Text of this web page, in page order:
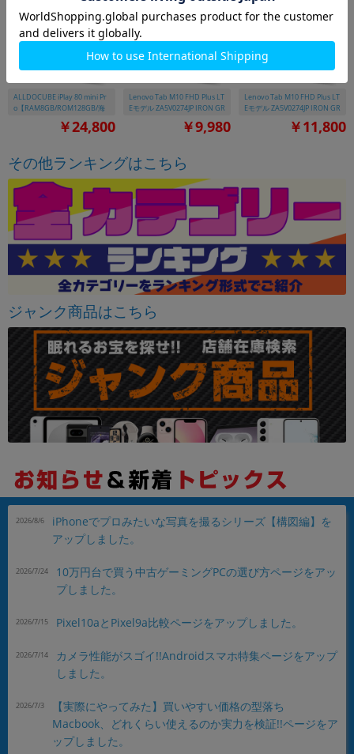
ALLDOCUBE iPlay 80 mini Pr
o【RAM8GB/ROM128GB/海
￥24,800
Lenovo Tab M10 FHD Plus LT
Eモデル ZA5V0274JP IRON GR
￥9,980
Lenovo Tab M10 FHD Plus LT
Eモデル ZA5V0274JP IRON GR
￥11,800
その他ランキングはこちら
ジャンク商品はこちら
2026/8/6 iPhoneでプロみたいな写真を撮るシリーズ【構図編】を
アップしました。
2026/7/24 10万円台で買う中古ゲーミングPCの選び方ページをアッ
プしました。
2026/7/15 Pixel10aとPixel9a比較ページをアップしました。
2026/7/14 カメラ性能がスゴイ!!Androidスマホ特集ページをアップ
しました。
2026/7/3 【実際にやってみた】買いやすい価格の型落ち
Macbook、どれくらい使えるのか実力を検証!!ページをア
ップしました。